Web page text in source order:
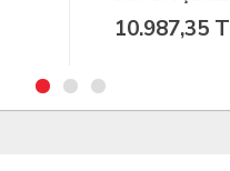
7.641,65 TL